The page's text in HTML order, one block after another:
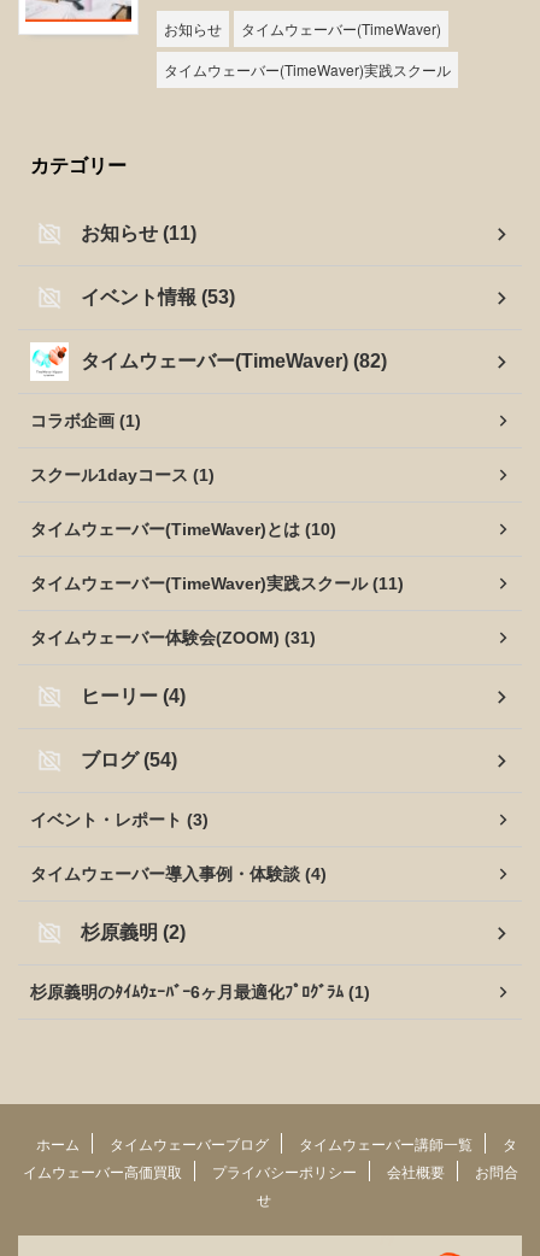
お知らせ
タイムウェーバー(TimeWaver)
タイムウェーバー(TimeWaver)実践スクール
カテゴリー
お知らせ (11)
イベント情報 (53)
タイムウェーバー(TimeWaver) (82)
コラボ企画 (1)
スクール1dayコース (1)
タイムウェーバー(TimeWaver)とは (10)
タイムウェーバー(TimeWaver)実践スクール (11)
タイムウェーバー体験会(ZOOM) (31)
ヒーリー (4)
ブログ (54)
イベント・レポート (3)
タイムウェーバー導入事例・体験談 (4)
杉原義明 (2)
杉原義明のﾀｲﾑｳｪｰﾊﾞｰ6ヶ月最適化ﾌﾟﾛｸﾞﾗﾑ (1)
ホーム タイムウェーバーブログ タイムウェーバー講師一覧
タ
イムウェーバー高価買取
プライバシーポリシー 会社概要
お問合
せ